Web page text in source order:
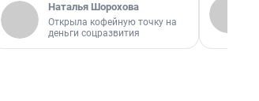
Наталья Шорохова
Открыла кофейную точку на
деньги соцразвития